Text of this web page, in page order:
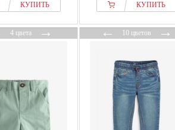
КУПИТЬ КУПИТЬ
4 цвета→ ←10 цветов→